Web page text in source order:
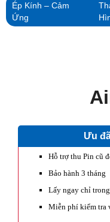
Ép Kính – Cảm
Ứng
Ưu
Hỗ trợ thu Pin cũ
Bảo hành 3 tháng
Lấy ngay chỉ
Miễn phí kiểm tra